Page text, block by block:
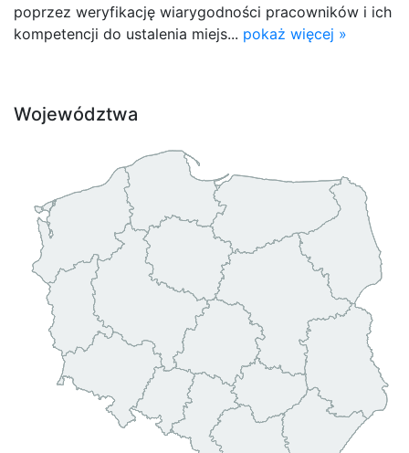
poprzez weryfikację wiarygodności pracowników i ich
kompetencji do ustalenia miejs... pokaż więcej »
Województwa